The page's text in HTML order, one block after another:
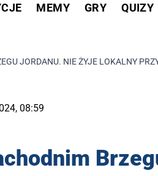
MEMY GRY QUIZY
JORDANU. NIE ŻYJE LOKALNY
08:59